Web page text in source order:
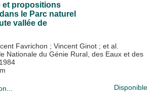
et propositions
le Parc naturel
vallée de
Favrichon ; Vincent Ginot ; et al.
Nationale du Génie Rural, des Eaux et des
1984
Disponible